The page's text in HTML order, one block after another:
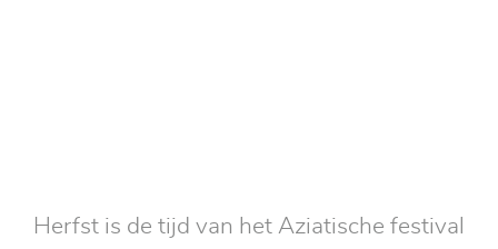
Herfst is de tijd van het Aziatische festival